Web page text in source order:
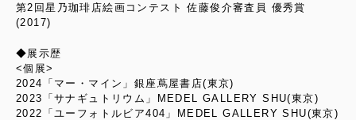
第2回星乃珈琲店絵画コンテスト 佐藤俊介審査員 優秀賞
(2017)
◆展示歴
<個展>
2024「マー・マイン」銀座蔦屋書店(東京)
2023「サナギュトリウム」MEDEL GALLERY SHU(東京)
2022「ユーフォトルビア404」MEDEL GALLERY SHU(東京)